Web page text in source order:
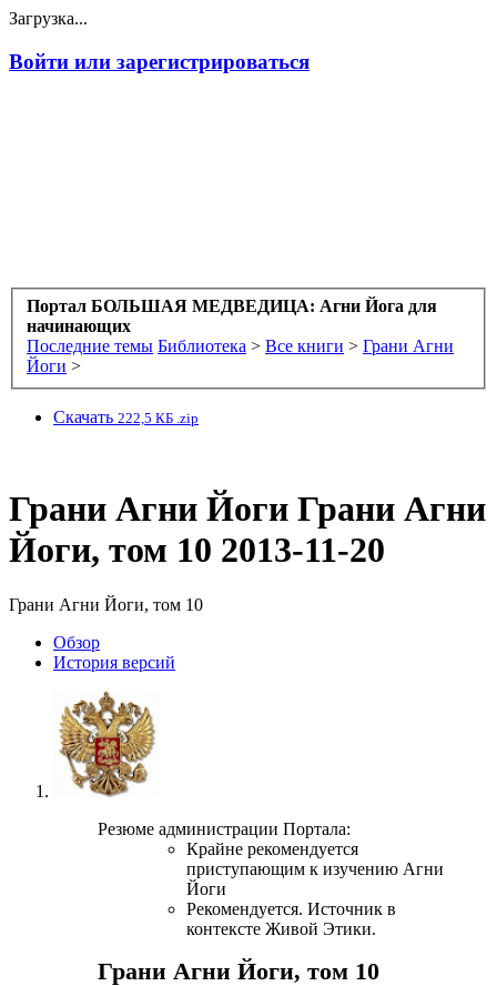
Загрузка...
Войти или зарегистрироваться
Портал БОЛЬШАЯ МЕДВЕДИЦА: Агни Йога для
начинающих
Последние темы Библиотека > Все книги > Грани Агни
Йоги >
Скачать 222,5 КБ .zip
Грани Агни Йоги Грани Агни
Йоги, том 10 2013-11-20
Грани Агни Йоги, том 10
Обзoр
История версий
Резюме администрации Портала:
Крайне рекомендуется
приступающим к изучению Агни
Йоги
Рекомендуется. Источник в
контексте Живой Этики.
Грани Агни Йоги, том 10